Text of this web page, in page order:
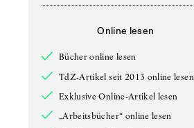
Online lesen
Bücher online lesen
TdZ-Artikel seit 2013 online lesen
Exklusive Online-Artikel lesen
„Arbeitsbücher“ online lesen